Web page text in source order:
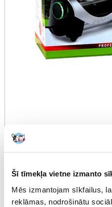
Šī tīmekļa vietne izmanto
Mēs izmantojam sīkfailus,
reklāmas, nodrošinātu
Uzrakstīt atsauksmi